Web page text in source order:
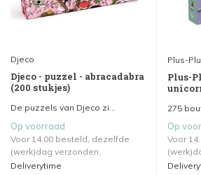
Djeco
Djeco - puzzel - abracadabra
(200 stukjes)
De puzzels van Djeco zi...
Op voorraad
Voor 14.00 besteld, dezelfde
(werk)dag verzonden.
Deliverytime
Plus-
Plus-
275
Op
Voor